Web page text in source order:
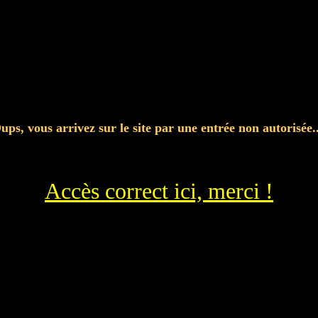
vous arrivez sur le site par une entrée non
Accès correct ici, merci !